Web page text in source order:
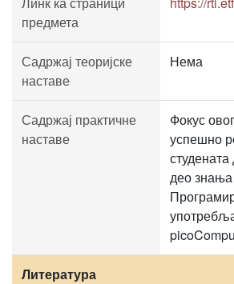
предмета
Садржај теоријске
наставе
Нема
Садржај практичне
наставе
Фокус
успешно
део знања
Литература